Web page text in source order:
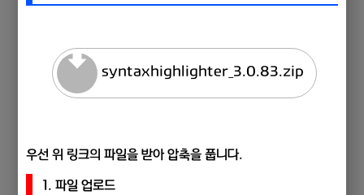
syntaxhighlighter_3.0.83.zip
우선 위 링크의 파일을 받아 압축을 풉니다.
1. 파일 업로드